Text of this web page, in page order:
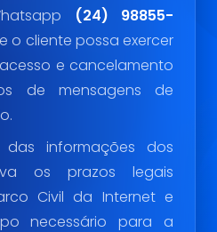
(24) 98855-
o cliente possa exercer
e cancelamento
de mensagens de
informações dos
os prazos legais
Civil da Internet e
necessário para a